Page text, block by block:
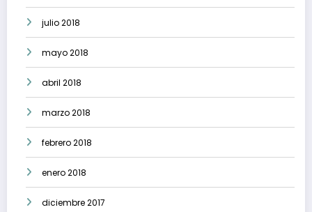
julio 2018
mayo 2018
abril 2018
marzo 2018
febrero 2018
enero 2018
diciembre 2017